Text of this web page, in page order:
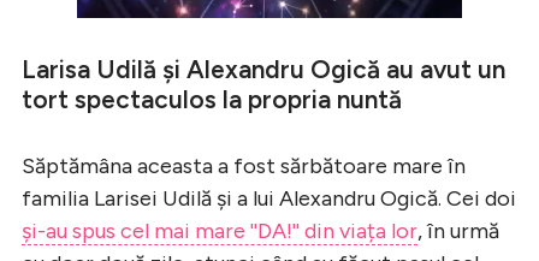
Larisa Udilă și Alexandru Ogică au avut un
tort spectaculos la propria nuntă
Săptămâna aceasta a fost sărbătoare mare în
familia Larisei Udilă și a lui Alexandru Ogică. Cei doi
și-au spus cel mai mare ''DA!'' din viața lor, în urmă